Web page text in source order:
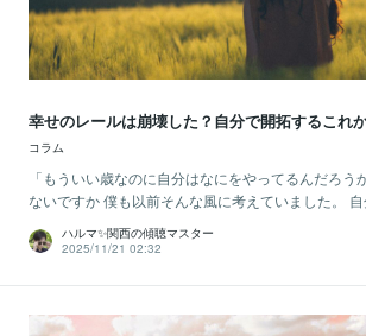
幸せのレールは崩壊した？自分で開拓するこれ
コラム
「もういい歳なのに自分はなにをやってるんだろう
ないですか 僕も以前そんな風に考えていました。 自
ハルマ✨関西の傾聴マスター
2025/11/21 02:32